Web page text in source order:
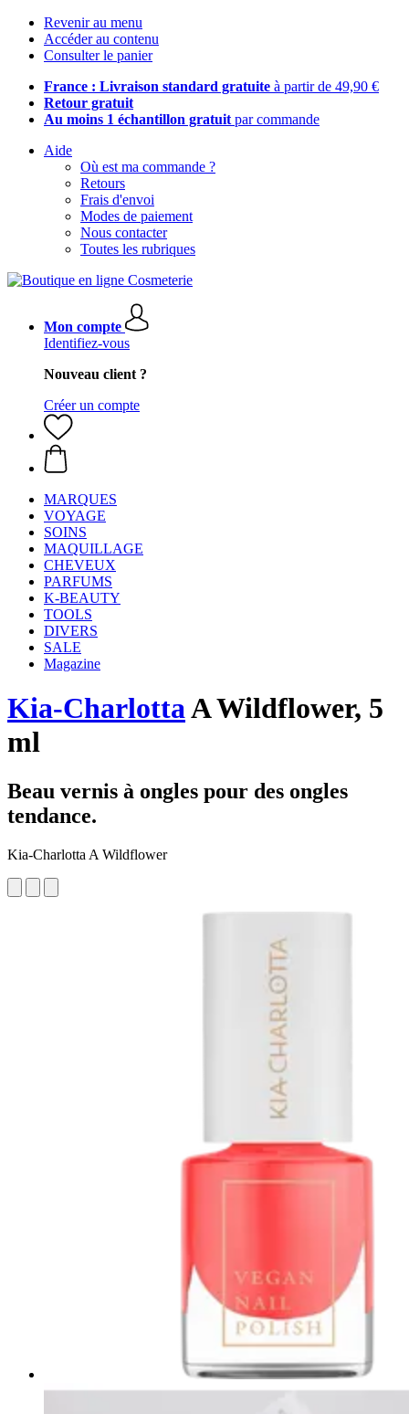
Revenir au menu
Accéder au contenu
Consulter le panier
France : Livraison standard gratuite à partir de 49,90 €
Retour gratuit
Au moins 1 échantillon gratuit par commande
Aide
Où est ma commande ?
Retours
Frais d'envoi
Modes de paiement
Nous contacter
Toutes les rubriques
Mon compte
Identifiez-vous
Nouveau client ?
Créer un compte
MARQUES
VOYAGE
SOINS
MAQUILLAGE
CHEVEUX
PARFUMS
K-BEAUTY
TOOLS
DIVERS
SALE
Magazine
Kia-CharlottaA Wildflower, 5
ml
Beau vernis à ongles pour des ongles
tendance.
Kia-Charlotta A Wildflower